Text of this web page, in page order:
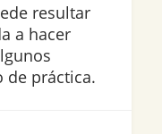
resultar
a hacer
de práctica.